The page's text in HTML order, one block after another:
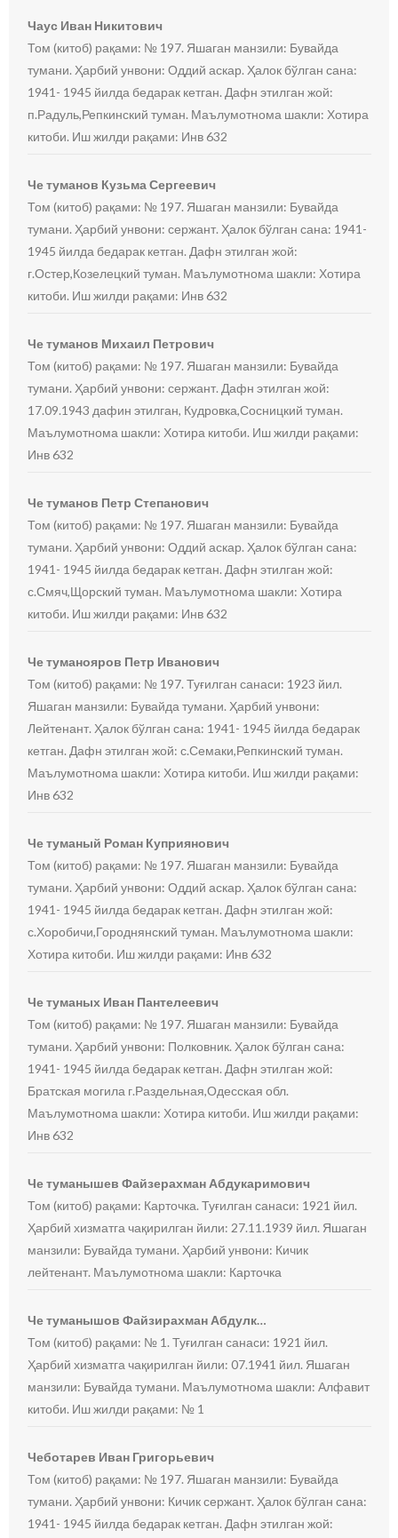
Чаус Иван Никитович
Том (китоб) рақами: № 197. Яшаган манзили: Бувайда
тумани. Ҳарбий унвони: Оддий аскар. Ҳалок бўлган сана:
1941- 1945 йилда бедарак кетган. Дафн этилган жой:
п.Радуль,Репкинский туман. Маълумотнома шакли: Хотира
китоби. Иш жилди рақами: Инв 632
Че туманов Кузьма Сергеевич
Том (китоб) рақами: № 197. Яшаган манзили: Бувайда
тумани. Ҳарбий унвони: сержант. Ҳалок бўлган сана: 1941-
1945 йилда бедарак кетган. Дафн этилган жой:
г.Остер,Козелецкий туман. Маълумотнома шакли: Хотира
китоби. Иш жилди рақами: Инв 632
Че туманов Михаил Петрович
Том (китоб) рақами: № 197. Яшаган манзили: Бувайда
тумани. Ҳарбий унвони: сержант. Дафн этилган жой:
17.09.1943 дафин этилган, Кудровка,Сосницкий туман.
Маълумотнома шакли: Хотира китоби. Иш жилди рақами:
Инв 632
Че туманов Петр Степанович
Том (китоб) рақами: № 197. Яшаган манзили: Бувайда
тумани. Ҳарбий унвони: Оддий аскар. Ҳалок бўлган сана:
1941- 1945 йилда бедарак кетган. Дафн этилган жой:
с.Смяч,Щорский туман. Маълумотнома шакли: Хотира
китоби. Иш жилди рақами: Инв 632
Че туманояров Петр Иванович
Том (китоб) рақами: № 197. Туғилган санаси: 1923 йил.
Яшаган манзили: Бувайда тумани. Ҳарбий унвони:
Лейтенант. Ҳалок бўлган сана: 1941- 1945 йилда бедарак
кетган. Дафн этилган жой: с.Семаки,Репкинский туман.
Маълумотнома шакли: Хотира китоби. Иш жилди рақами:
Инв 632
Че туманый Роман Куприянович
Том (китоб) рақами: № 197. Яшаган манзили: Бувайда
тумани. Ҳарбий унвони: Оддий аскар. Ҳалок бўлган сана:
1941- 1945 йилда бедарак кетган. Дафн этилган жой:
с.Хоробичи,Городнянский туман. Маълумотнома шакли:
Хотира китоби. Иш жилди рақами: Инв 632
Че туманых Иван Пантелеевич
Том (китоб) рақами: № 197. Яшаган манзили: Бувайда
тумани. Ҳарбий унвони: Полковник. Ҳалок бўлган сана:
1941- 1945 йилда бедарак кетган. Дафн этилган жой:
Братская могила г.Раздельная,Одесская обл.
Маълумотнома шакли: Хотира китоби. Иш жилди рақами:
Инв 632
Че туманышев Файзерахман Абдукаримович
Том (китоб) рақами: Карточка. Туғилган санаси: 1921 йил.
Ҳарбий хизматга чақирилган йили: 27.11.1939 йил. Яшаган
манзили: Бувайда тумани. Ҳарбий унвони: Кичик
лейтенант. Маълумотнома шакли: Карточка
Че туманышов Файзирахман Абдулк…
Том (китоб) рақами: № 1. Туғилган санаси: 1921 йил.
Ҳарбий хизматга чақирилган йили: 07.1941 йил. Яшаган
манзили: Бувайда тумани. Маълумотнома шакли: Алфавит
китоби. Иш жилди рақами: № 1
Чеботарев Иван Григорьевич
Том (китоб) рақами: № 197. Яшаган манзили: Бувайда
тумани. Ҳарбий унвони: Кичик сержант. Ҳалок бўлган сана:
1941- 1945 йилда бедарак кетган. Дафн этилган жой: